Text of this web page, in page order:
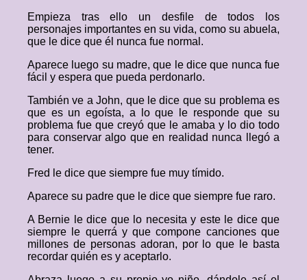
Empieza tras ello un desfile de todos los
personajes importantes en su vida, como su abuela,
que le dice que él nunca fue normal.
Aparece luego su madre, que le dice que nunca fue
fácil y espera que pueda perdonarlo.
También ve a John, que le dice que su problema es
que es un egoísta, a lo que le responde que su
problema fue que creyó que le amaba y lo dio todo
para conservar algo que en realidad nunca llegó a
tener.
Fred le dice que siempre fue muy tímido.
Aparece su padre que le dice que siempre fue raro.
A Bernie le dice que lo necesita y este le dice que
siempre le querrá y que compone canciones que
millones de personas adoran, por lo que le basta
recordar quién es y aceptarlo.